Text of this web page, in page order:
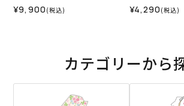
¥9,900 (税込) ¥4,290 (税込)
カテゴリーから